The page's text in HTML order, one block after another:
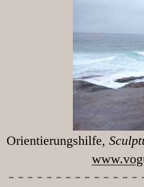
Orientierungshilfe,
-----------